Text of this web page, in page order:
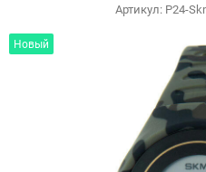
Новый
Артикул: P24-